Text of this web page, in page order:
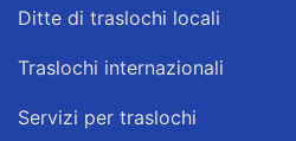
Ditte di traslochi locali
Traslochi internazionali
Servizi per traslochi